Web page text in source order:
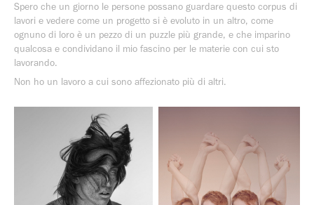
Spero che un giorno le persone possano guardare questo corpus di
lavori e vedere come un progetto si è evoluto in un altro, come
ognuno di loro è un pezzo di un puzzle più grande, e che imparino
qualcosa e condividano il mio fascino per le materie con cui sto
lavorando.
Non ho un lavoro a cui sono affezionato più di altri.